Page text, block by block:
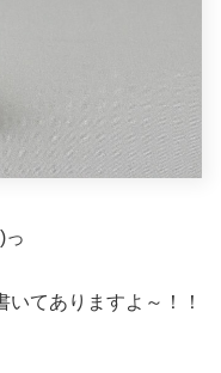
っ
てありますよ～！！